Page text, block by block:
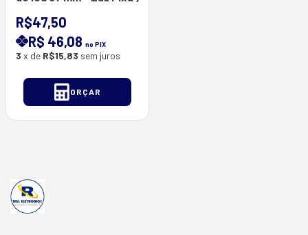
R$47,50
R$ 46,08no PIX
3 x de R$15,83 sem juros
ORÇAR